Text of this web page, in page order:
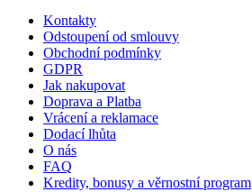
Kontakty
Odstoupení od smlouvy
Obchodní podmínky
GDPR
Jak nakupovat
Doprava a Platba
Vrácení a reklamace
Dodací lhůta
O nás
FAQ
Kredity, bonusy a věrnostní program